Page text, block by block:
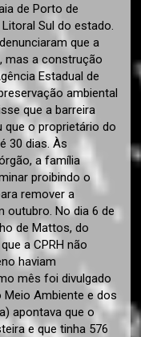
de Porto de
Sul do estado.
que a
mas a construção
Estadual de
ambiental
que a barreira
que o proprietário do
30 dias. Às
a família
proibindo o
remover a
outubro. No dia 6 de
de Mattos, do
a CPRH não
haviam
mês foi divulgado
Ambiente e dos
apontava que o
e que tinha 576